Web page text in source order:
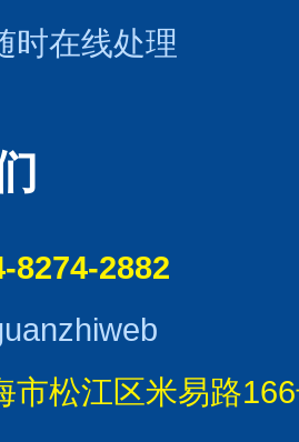
时在线处理
8274-2882
市松江区米易路